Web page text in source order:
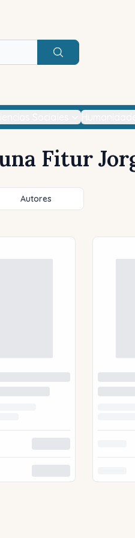
Buscar
Fitur
Autores